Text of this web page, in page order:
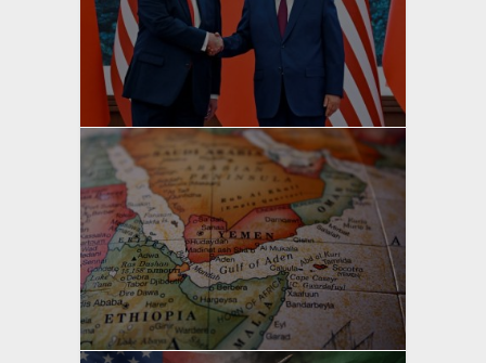
yazan
Bahri Ak
yazan
Bahri Ak